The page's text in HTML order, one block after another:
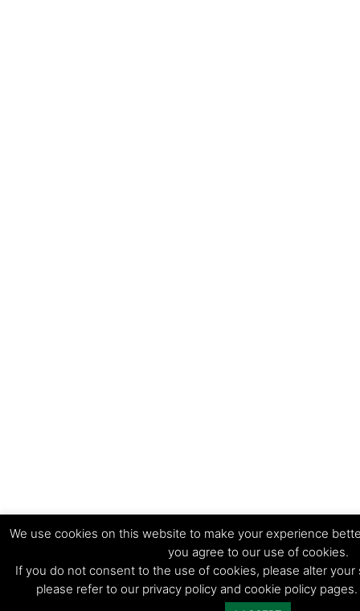
We use cookies on this website to make your experience
you agree to our use of cookies.
If you do not consent to the use of cookies, please alter
please refer to our privacy policy and cookie policy pages.